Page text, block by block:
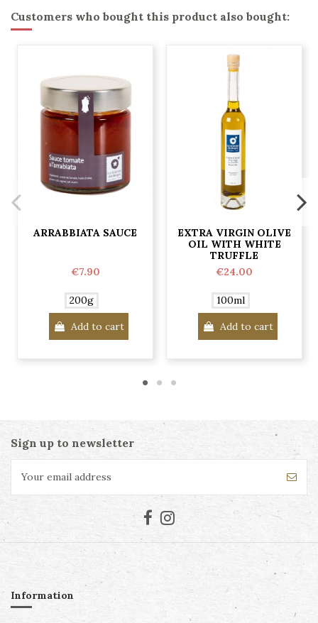
Customers who bought this product also bought:
ARRABBIATA SAUCE
€7.90
200g
Add to cart
EXTRA VIRGIN OLIVE
OIL WITH WHITE
TRUFFLE
€24.00
100ml
Add to cart
Sign up to newsletter
Information